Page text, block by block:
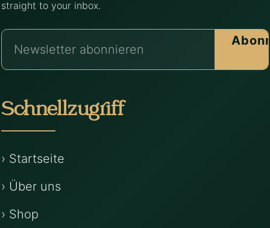
straight to your inbox.
Schnellzugriff
› Startseite
› Über uns
› Shop